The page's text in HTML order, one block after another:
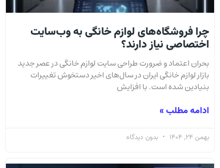
چرا فروشگاه‌های لوازم خانگی به وب‌سایت
اختصاصی نیاز دارند؟
بحران اعتماد و ضرورت طراحی سایت لوازم خانگی در عصر جدید
بازار لوازم خانگی ایران در سال‌های اخیر دستخوش تغییرات
بنیادین شده است. با افزایش
ادامه مطلب »
بهمن 24, 1404 بدون دیدگاه